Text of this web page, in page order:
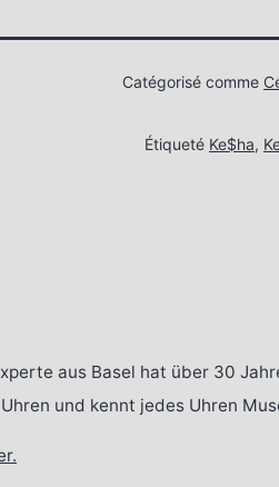
Catégorisé comme
Étiqueté Ke$ha,
aus Basel hat über 30
und kennt jedes Uhren